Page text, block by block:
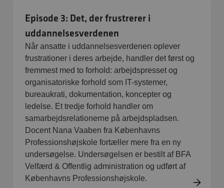
Episode 3: Det, der frustrerer i
uddannelsesverdenen
Når ansatte i uddannelsesverdenen oplever
frustrationer i deres arbejde, handler det først og
fremmest med to forhold: arbejdspresset og
organisatoriske forhold som IT-systemer,
bureaukrati, dokumentation, koncepter og
ledelse. Et tredje forhold handler om
samarbejdsrelationerne på arbejdspladsen.
Docent Nana Vaaben fra Københavns
Professionshøjskole fortæller mere fra en ny
undersøgelse. Undersøgelsen er bestilt af BFA
Velfærd & Offentlig administration og udført af
Københavns Professionshøjskole.